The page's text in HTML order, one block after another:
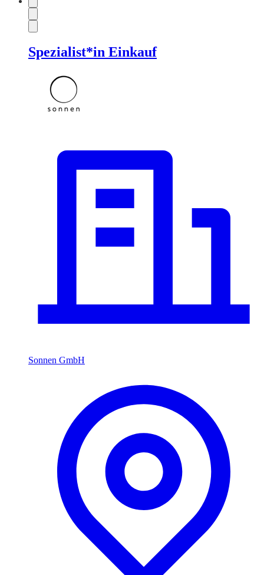
Spezialist*in Einkauf
Sonnen GmbH